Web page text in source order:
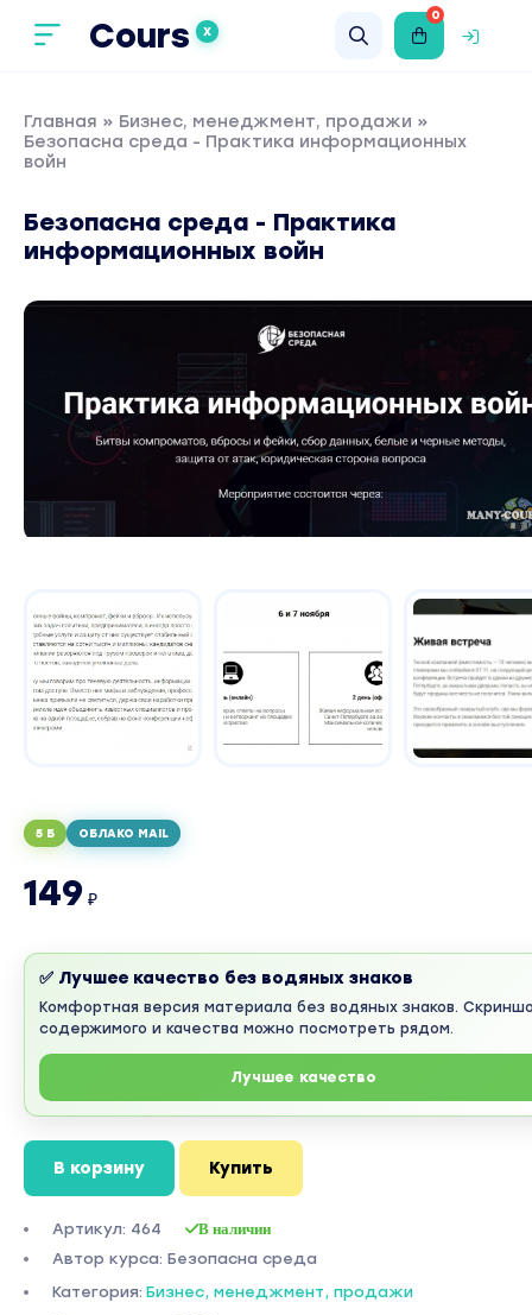
Cours X
0
Главная » Бизнес, менеджмент, продажи »
Безопасна среда - Практика информационных
войн
Безопасна среда - Практика
информационных войн
5 Б ОБЛАКО MAIL
149 ₽
✅ Лучшее качество без водяных знаков
Комфортная версия материала без водяных знаков.
содержимого и качества можно посмотреть рядом.
Лучшее качество
В корзину Купить
Артикул: 464 В наличии
Автор курса: Безопасна среда
Категория: Бизнес, менеджмент, продажи